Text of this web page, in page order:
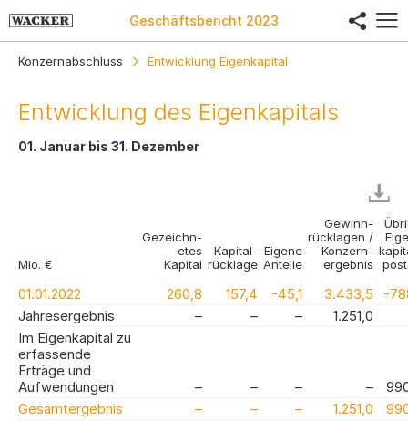
Geschäftsbericht 2023 share
Konzernabschluss Entwicklung Eigenkapital
Entwicklung des Eigenkapitals
01. Januar bis 31. Dezember
Mio. €
Gezeichn­
etes
Kapital
Kapital-
rücklage
Eigene
Anteile
Gewinn­
rücklagen /
Konzern­
ergebnis
01.01.2022 260,8 157,4 -45,1 3.433,5
-
Jahresergebnis
– – –
1.251,0
Im Eigenkapital zu
erfassende
Erträge und
Aufwendungen
– – – –
Gesamtergebnis
– – – 1.251,0